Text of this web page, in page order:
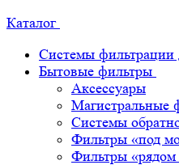
Каталог
Системы фильтрации
Бытовые фильтры
Аксессуары
Магистральные
Системы
Фильтры «под
Фильтры «рядом